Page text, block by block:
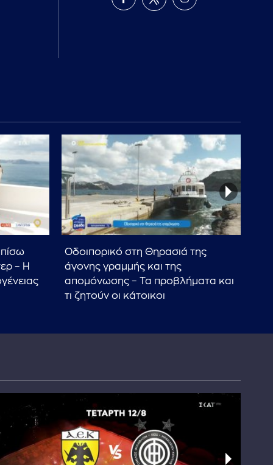
πίσω
– Η
Οδοιπορικό στη Θηρασιά της
άγονης γραμμής και της
απομόνωσης – Τα προβλήματα και
τι ζητούν οι κάτοικοι